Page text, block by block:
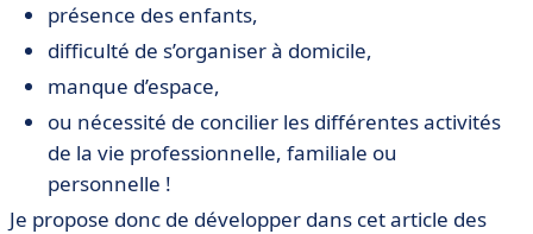
présence des enfants,
difficulté de s’organiser à domicile,
manque d’espace,
ou nécessité de concilier les différentes activités
de la vie professionnelle, familiale ou
personnelle !
Je propose donc de développer dans cet article des